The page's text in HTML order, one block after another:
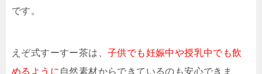
です。
えぞ式すーすー茶は、 子供でも妊娠中や授乳中でも飲
めるように 自然素材からできているのも安心できま